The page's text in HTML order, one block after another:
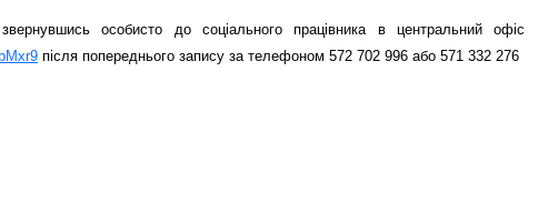
особисто до соціального працівника в центральний
9 після попереднього запису за телефоном 572 702 996 або 571 332 276